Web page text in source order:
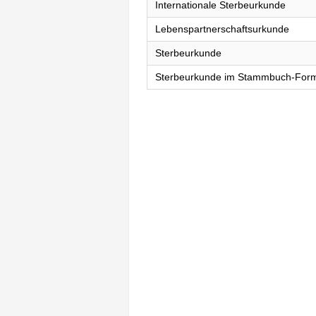
Internationale Sterbeurkunde
Lebenspartnerschaftsurkunde
Sterbeurkunde
Sterbeurkunde im Stammbuch-